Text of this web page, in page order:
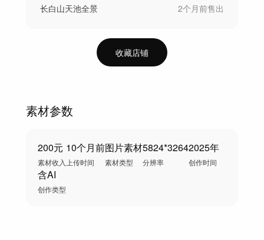
长白山天池全景 2个月前售出
收藏店铺
素材参数
200元
素材收入
10个月前
上传时间
图片素材
素材类型
5824*3264
分辨率
2025年
创作时间
含AI
创作类型